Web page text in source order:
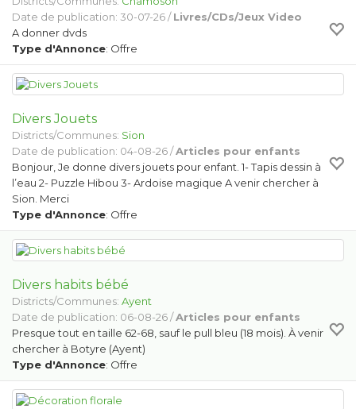
Date de publication: 30-07-26 /Livres/CDs/Jeux Video
A donner dvds
Type d'Annonce: Offre
Divers Jouets
Districts/Communes: Sion
Date de publication: 04-08-26 /Articles pour enfants
Bonjour, Je donne divers jouets pour enfant. 1- Tapis dessin à
l’eau 2- Puzzle Hibou 3- Ardoise magique A venir chercher à
Sion. Merci
Type d'Annonce: Offre
Divers habits bébé
Districts/Communes: Ayent
Date de publication: 06-08-26 /Articles pour enfants
Presque tout en taille 62-68, sauf le pull bleu (18 mois). À venir
chercher à Botyre (Ayent)
Type d'Annonce: Offre